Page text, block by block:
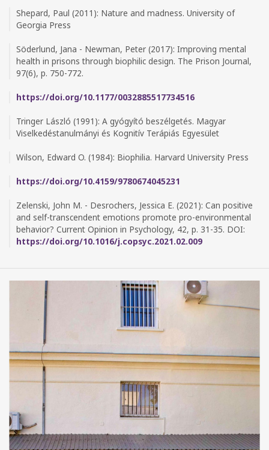
Shepard, Paul (2011): Nature and madness. University of
Georgia Press
Söderlund, Jana - Newman, Peter (2017): Improving mental
health in prisons through biophilic design. The Prison Journal,
97(6), p. 750-772.
https://doi.org/10.1177/0032885517734516
Tringer László (1991): A gyógyító beszélgetés. Magyar
Viselkedéstanulmányi és Kognitív Terápiás Egyesület
Wilson, Edward O. (1984): Biophilia. Harvard University Press
https://doi.org/10.4159/9780674045231
Zelenski, John M. - Desrochers, Jessica E. (2021): Can positive
and self-transcendent emotions promote pro-environmental
behavior? Current Opinion in Psychology, 42, p. 31-35. DOI:
https://doi.org/10.1016/j.copsyc.2021.02.009